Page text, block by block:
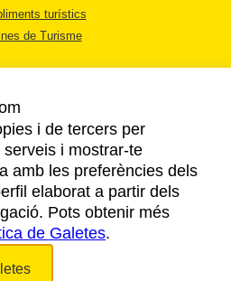
turístics
de Turisme
AVÍS LEGAL
DE PRIVACITAT
COOKIES
i de tercers per
i mostrar-te
amb les preferències dels
elaborat a partir dels
Pots obtenir més
de Galetes.